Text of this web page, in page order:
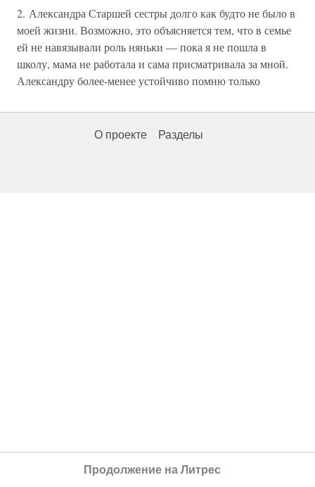
2. Александра Старшей сестры долго как будто не было в
моей жизни. Возможно, это объясняется тем, что в семье
ей не навязывали роль няньки — пока я не пошла в
школу, мама не работала и сама присматривала за мной.
Александру более-менее устойчиво помню только
О проекте Разделы
Продолжение на Литрес